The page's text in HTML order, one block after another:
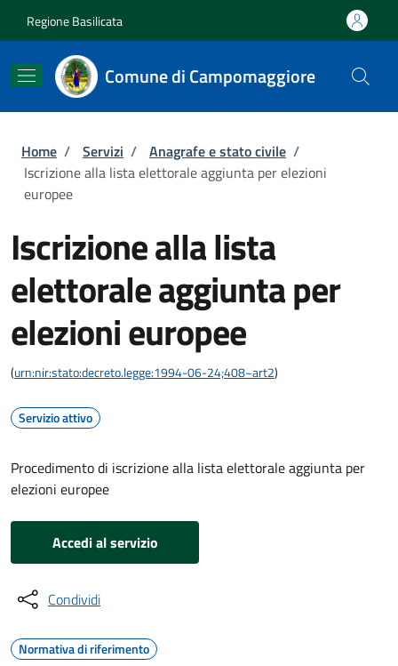
Regione Basilicata
Comune di Campomaggiore
Briciole di pane
Home / Servizi / Anagrafe e stato civile /
Iscrizione alla lista elettorale aggiunta per elezioni
europee
Iscrizione alla lista
elettorale aggiunta per
elezioni europee
(urn:nir:stato:decreto.legge:1994-06-24;408~art2)
Servizio attivo
Procedimento di iscrizione alla lista elettorale aggiunta per
elezioni europee
Accedi al servizio
Condividi
Normativa di riferimento